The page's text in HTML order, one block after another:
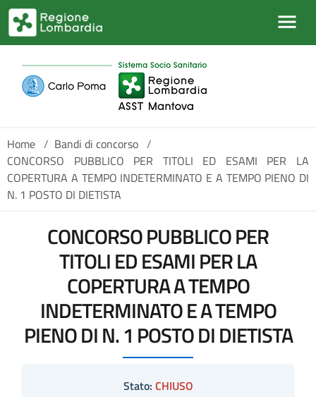
Salta al contenuto principale
Home / Bandi di concorso /
CONCORSO PUBBLICO PER TITOLI ED ESAMI PER LA
COPERTURA A TEMPO INDETERMINATO E A TEMPO PIENO DI
N. 1 POSTO DI DIETISTA
CONCORSO PUBBLICO PER
TITOLI ED ESAMI PER LA
COPERTURA A TEMPO
INDETERMINATO E A TEMPO
PIENO DI N. 1 POSTO DI DIETISTA
Stato: CHIUSO